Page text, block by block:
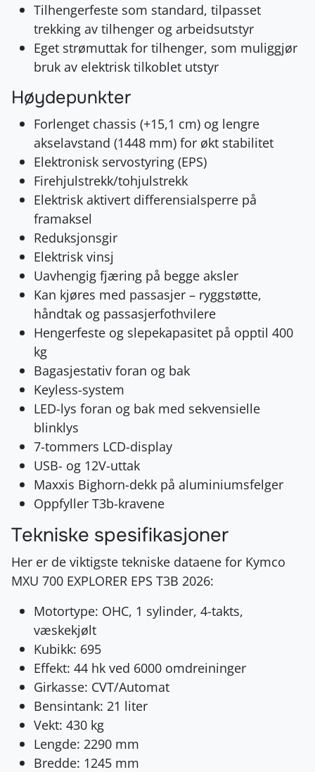
Tilhengerfeste som standard, tilpasset
trekking av tilhenger og arbeidsutstyr
Eget strømuttak for tilhenger, som muliggjør
bruk av elektrisk tilkoblet utstyr
Høydepunkter
Forlenget chassis (+15,1 cm) og lengre
akselavstand (1448 mm) for økt stabilitet
Elektronisk servostyring (EPS)
Firehjulstrekk/tohjulstrekk
Elektrisk aktivert differensialsperre på
framaksel
Reduksjonsgir
Elektrisk vinsj
Uavhengig fjæring på begge aksler
Kan kjøres med passasjer – ryggstøtte,
håndtak og passasjerfothvilere
Hengerfeste og slepekapasitet på opptil 400
kg
Bagasjestativ foran og bak
Keyless-system
LED-lys foran og bak med sekvensielle
blinklys
7-tommers LCD-display
USB- og 12V-uttak
Maxxis Bighorn-dekk på aluminiumsfelger
Oppfyller T3b-kravene
Tekniske spesifikasjoner
Her er de viktigste tekniske dataene for Kymco
MXU 700 EXPLORER EPS T3B 2026:
Motortype: OHC, 1 sylinder, 4-takts,
væskekjølt
Kubikk: 695
Effekt: 44 hk ved 6000 omdreininger
Girkasse: CVT/Automat
Bensintank: 21 liter
Vekt: 430 kg
Lengde: 2290 mm
Bredde: 1245 mm